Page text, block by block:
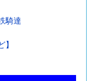
騎達
】